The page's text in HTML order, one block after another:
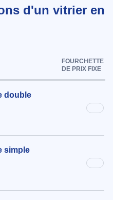
d'un vitrier en
FOURCHETTE
DE PRIX FIXE
double
simple